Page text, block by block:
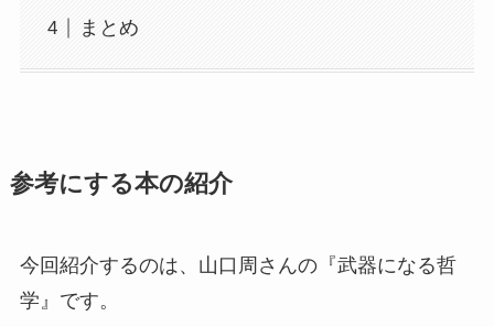
まとめ
参考にする本の紹介
今回紹介するのは、山口周さんの『武器になる哲
学』です。